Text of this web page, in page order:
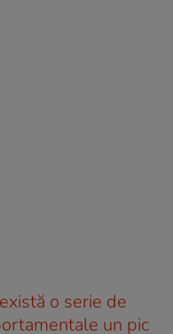
o serie de
un pic